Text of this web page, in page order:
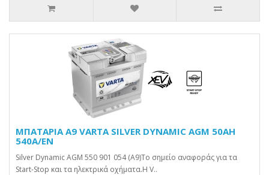
ΜΠΑΤΑΡΙΑ A9 VARTA SILVER DYNAMIC AGM 50AH
540A/EN
Silver Dynamic AGM 550 901 054 (A9)Το σημείο αναφοράς για τα
Start-Stop και τα ηλεκτρικά οχήματα.Η V..